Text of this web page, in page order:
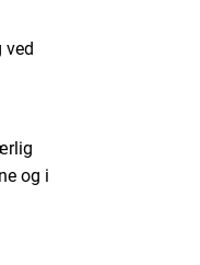
ved
og i